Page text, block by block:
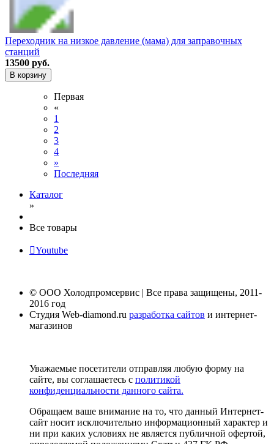
Переходник на низкое давление (мама) для заправочных
станций
13500 руб.
В корзину
Первая
«
1
2
3
4
»
Последняя
Каталог
»
Все товары
Youtube
© ООО Холодпромсервис | Все права защищены, 2011-
2016 год
Студия Web-diamond.ru разработка сайтов и интернет-
магазинов
Уважаемые посетители отправляя любую форму на
сайте, вы соглашаетесь с политикой
конфиденциальности данного сайта.
Обращаем ваше внимание на то, что данный Интернет-
сайт носит исключительно информационный характер и
ни при каких условиях не является публичной офертой,